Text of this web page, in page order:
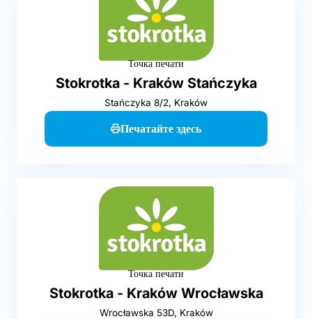
Точка печати
Stokrotka - Kraków Stańczyka
Stańczyka 8/2, Kraków
Печатайте здесь
Точка печати
Stokrotka - Kraków Wrocławska
Wrocławska 53D, Kraków